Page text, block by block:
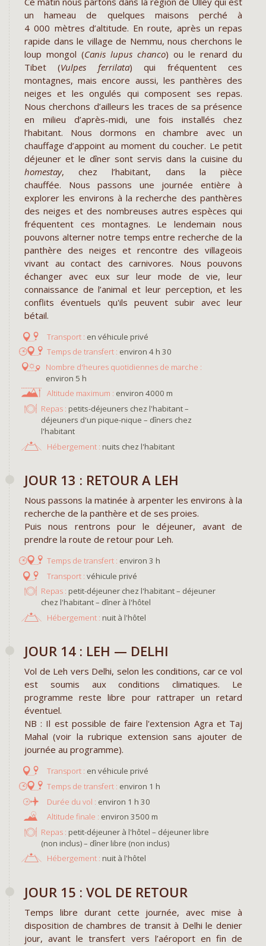
un hameau de quelques maisons perché à
4 000 mètres d’altitude. En route, après un repas
rapide dans le village de Nemmu, nous cherchons le
loup mongol (Canis lupus chanco) ou le renard du
Tibet (Vulpes ferrilata) qui fréquentent ces
montagnes, mais encore aussi, les panthères des
neiges et les ongulés qui composent ses repas.
Nous cherchons d’ailleurs les traces de sa présence
en milieu d’après-midi, une fois installés chez
l’habitant. Nous dormons en chambre avec un
chauffage d’appoint au moment du coucher. Le petit
déjeuner et le dîner sont servis dans la cuisine du
homestay, chez l’habitant, dans la pièce
chauffée. Nous passons une journée entière à
explorer les environs à la recherche des panthères
des neiges et des nombreuses autres espèces qui
fréquentent ces montagnes. Le lendemain nous
pouvons alterner notre temps entre recherche de la
panthère des neiges et rencontre des villageois
vivant au contact des carnivores. Nous pouvons
échanger avec eux sur leur mode de vie, leur
connaissance de l’animal et leur perception, et les
conflits éventuels qu'ils peuvent subir avec leur
bétail.
en véhicule privé
environ 4 h 30
environ 5 h
environ 4000 m
Repas : petits-déjeuners chez l'habitant –
déjeuners d'un pique-nique – dîners chez
l'habitant
Hébergement : nuits chez l'habitant
JOUR 13 : RETOUR A LEH
Nous passons la matinée à arpenter les environs à la
recherche de la panthère et de ses proies.
Puis nous rentrons pour le déjeuner, avant de
prendre la route de retour pour Leh.
environ 3 h
véhicule privé
Repas : petit-déjeuner chez l'habitant – déjeuner
chez l'habitant – dîner à l'hôtel
Hébergement : nuit à l'hôtel
JOUR 14 : LEH — DELHI
Vol de Leh vers Delhi, selon les conditions, car ce vol
est soumis aux conditions climatiques. Le
programme reste libre pour rattraper un retard
éventuel.
NB : Il est possible de faire l'extension Agra et Taj
Mahal (voir la rubrique extension sans ajouter de
journée au programme).
en véhicule privé
environ 1 h
environ 1 h 30
environ 3500 m
Repas : petit-déjeuner à l'hôtel – déjeuner libre
(non inclus) – dîner libre (non inclus)
Hébergement : nuit à l'hôtel
JOUR 15 : VOL DE RETOUR
Temps libre durant cette journée, avec mise à
disposition de chambres de transit à Delhi le denier
jour, avant le transfert vers l’aéroport en fin de